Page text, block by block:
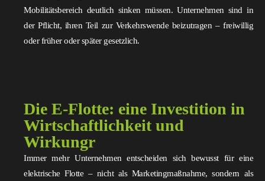
Mobilitätsbereich deutlich sinken müssen. Unternehmen sind in
der Pflicht, ihren Teil zur Verkehrswende beizutragen – freiwillig
oder früher oder später gesetzlich.
Die E-Flotte: eine Investition in
Wirtschaftlichkeit und
Wirkungr
Immer mehr Unternehmen entscheiden sich bewusst für eine
elektrische Flotte – nicht als Marketingmaßnahme, sondern als